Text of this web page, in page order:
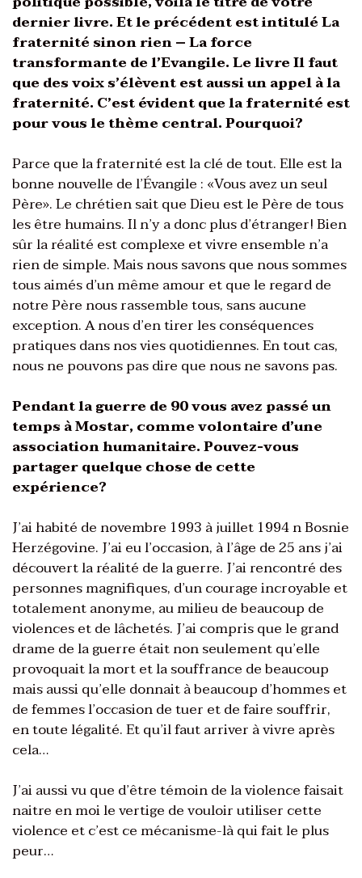
dernier livre. Et le précédent est intitulé La
fraternité sinon rien – La force
transformante de l’Evangile. Le livre Il faut
que des voix s’élèvent est aussi un appel à la
fraternité. C’est évident que la fraternité est
pour vous le thème central. Pourquoi?
Parce que la fraternité est la clé de tout. Elle est la
bonne nouvelle de l’Évangile : «Vous avez un seul
Père». Le chrétien sait que Dieu est le Père de tous
les être humains. Il n’y a donc plus d’étranger! Bien
sûr la réalité est complexe et vivre ensemble n’a
rien de simple. Mais nous savons que nous sommes
tous aimés d’un même amour et que le regard de
notre Père nous rassemble tous, sans aucune
exception. A nous d’en tirer les conséquences
pratiques dans nos vies quotidiennes. En tout cas,
nous ne pouvons pas dire que nous ne savons pas.
Pendant la guerre de 90 vous avez passé un
temps à Mostar, comme volontaire d’une
association humanitaire. Pouvez-vous
partager quelque chose de cette
expérience?
J’ai habité de novembre 1993 à juillet 1994 n Bosnie
Herzégovine. J’ai eu l’occasion, à l’âge de 25 ans j’ai
découvert la réalité de la guerre. J’ai rencontré des
personnes magnifiques, d’un courage incroyable et
totalement anonyme, au milieu de beaucoup de
violences et de lâchetés. J’ai compris que le grand
drame de la guerre était non seulement qu’elle
provoquait la mort et la souffrance de beaucoup
mais aussi qu’elle donnait à beaucoup d’hommes et
de femmes l’occasion de tuer et de faire souffrir,
en toute légalité. Et qu’il faut arriver à vivre après
cela…
J’ai aussi vu que d’être témoin de la violence faisait
naitre en moi le vertige de vouloir utiliser cette
violence et c’est ce mécanisme-là qui fait le plus
peur…